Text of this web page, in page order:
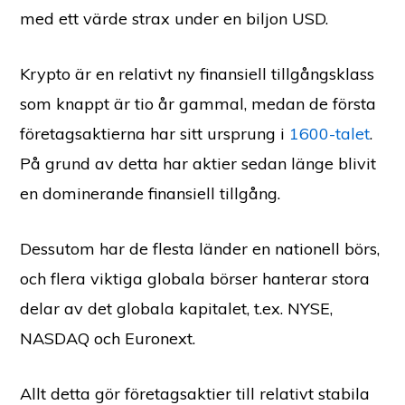
med ett värde strax under en biljon USD.
Krypto är en relativt ny finansiell tillgångsklass
som knappt är tio år gammal, medan de första
företagsaktierna har sitt ursprung i 1600-talet.
På grund av detta har aktier sedan länge blivit
en dominerande finansiell tillgång.
Dessutom har de flesta länder en nationell börs,
och flera viktiga globala börser hanterar stora
delar av det globala kapitalet, t.ex. NYSE,
NASDAQ och Euronext.
Allt detta gör företagsaktier till relativt stabila